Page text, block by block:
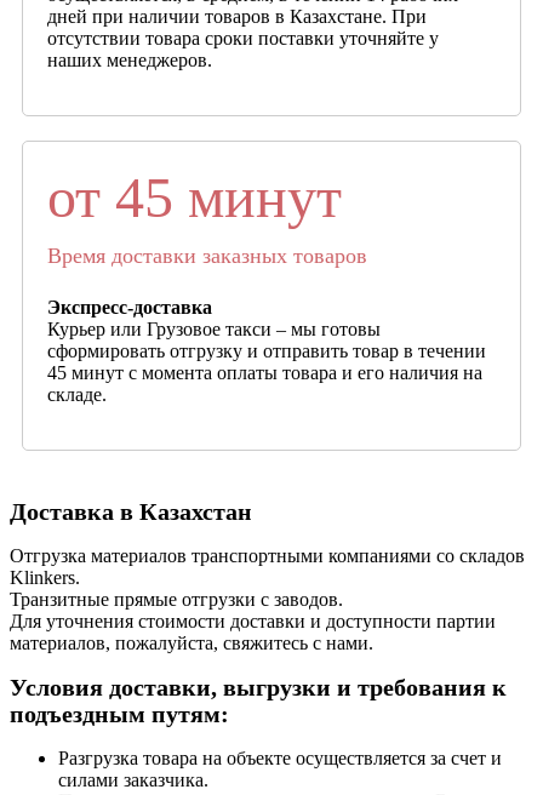
дней при наличии товаров в Казахстане. При
отсутствии товара сроки поставки уточняйте у
наших менеджеров.
от 45 минут
Время доставки заказных товаров
Экспресс-доставка
Курьер или Грузовое такси – мы готовы
сформировать отгрузку и отправить товар в течении
45 минут с момента оплаты товара и его наличия на
складе.
Доставка в Казахстан
Отгрузка материалов транспортными компаниями со складов
Klinkers.
Транзитные прямые отгрузки с заводов.
Для уточнения стоимости доставки и доступности партии
материалов, пожалуйста, свяжитесь с нами.
Условия доставки, выгрузки и требования к
подъездным путям:
Разгрузка товара на объекте осуществляется за счет и
силами заказчика.